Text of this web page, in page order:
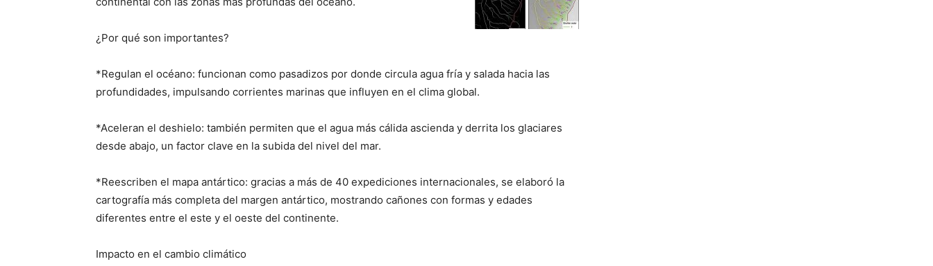
¿Por qué son importantes?
*Regulan el océano: funcionan como pasadizos por donde circula agua fría y salada hacia las
profundidades, impulsando corrientes marinas que influyen en el clima global.
*Aceleran el deshielo: también permiten que el agua más cálida ascienda y derrita los glaciares
desde abajo, un factor clave en la subida del nivel del mar.
*Reescriben el mapa antártico: gracias a más de 40 expediciones internacionales, se elaboró la
cartografía más completa del margen antártico, mostrando cañones con formas y edades
diferentes entre el este y el oeste del continente.
Impacto en el cambio climático